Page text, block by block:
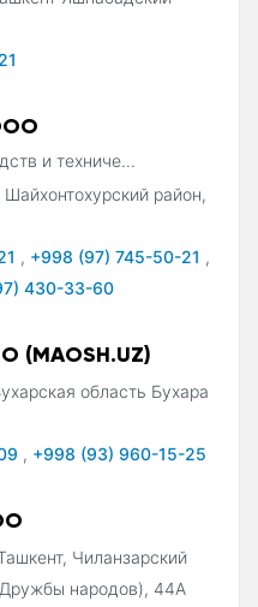
и техниче...
район,
, +998 (97) 745-50-21 ,
430-33-60
(MAOSH.UZ)
область Бухара
, +998 (93) 960-15-25
Чиланзарский
народов), 44А